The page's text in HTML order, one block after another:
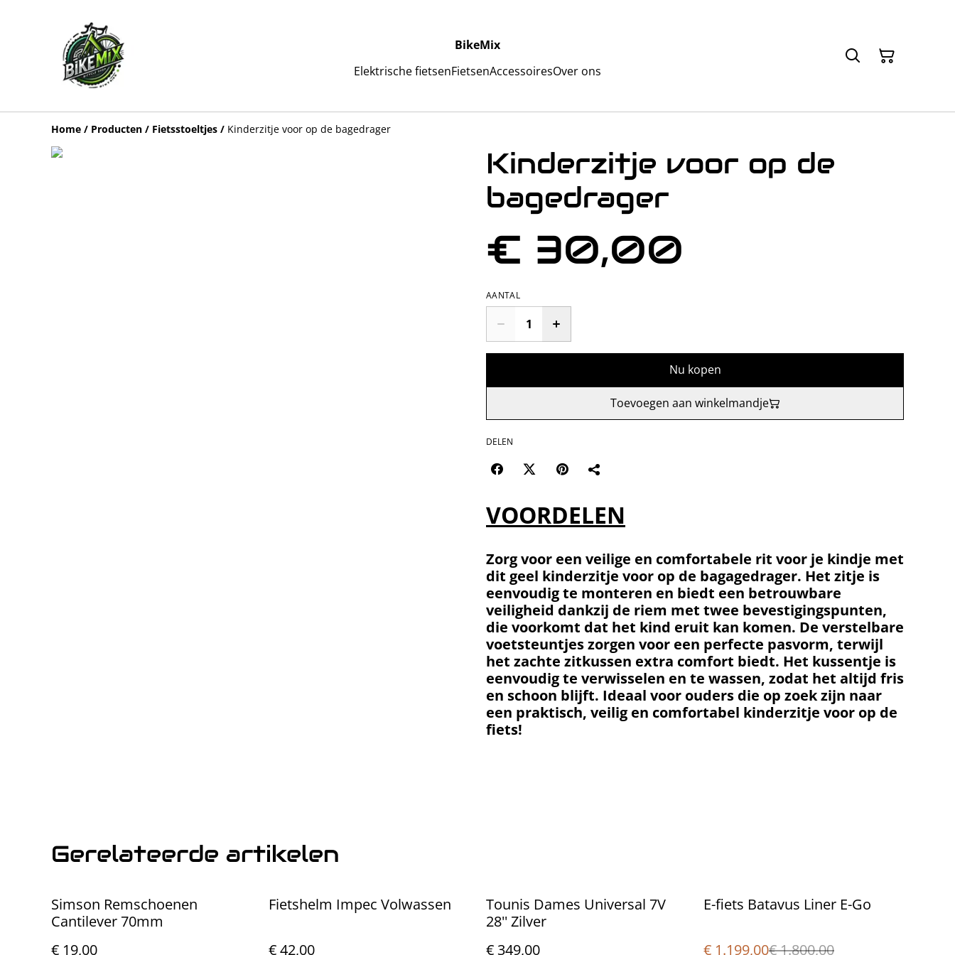
BikeMix
Elektrische fietsenFietsenAccessoiresOver ons
Home / Producten / Fietsstoeltjes / Kinderzitje voor op de bagedrager
Kinderzitje voor op de
bagedrager
€ 30,00
AANTAL
Nu kopen
Toevoegen aan winkelmandje
DELEN
VOORDELEN
Zorg voor een veilige en comfortabele rit voor je kindje met
dit geel kinderzitje voor op de bagagedrager. Het zitje is
eenvoudig te monteren en biedt een betrouwbare
veiligheid dankzij de riem met twee bevestigingspunten,
die voorkomt dat het kind eruit kan komen. De verstelbare
voetsteuntjes zorgen voor een perfecte pasvorm, terwijl
het zachte zitkussen extra comfort biedt. Het kussentje is
eenvoudig te verwisselen en te wassen, zodat het altijd fris
en schoon blijft. Ideaal voor ouders die op zoek zijn naar
een praktisch, veilig en comfortabel kinderzitje voor op de
fiets!
Gerelateerde artikelen
Simson Remschoenen
Cantilever 70mm
€ 19,00
Fietshelm Impec Volwassen
€ 42,00
Tounis Dames Universal 7V
28'' Zilver
€ 349,00
%
E-fiets Batavus Liner E-Go
€ 1.199,00€ 1.800,00